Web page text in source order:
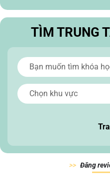
TÌM TRUNG
Đăng